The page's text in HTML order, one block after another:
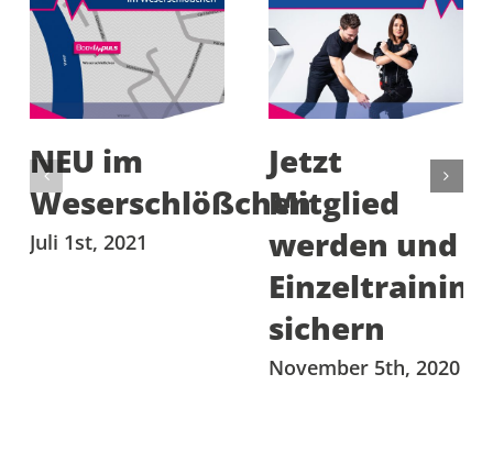
NEU im
Weserschlößchen
Juli 1st, 2021
Jetzt
Mitglied
werden und
Einzeltraining
sichern
November 5th, 2020